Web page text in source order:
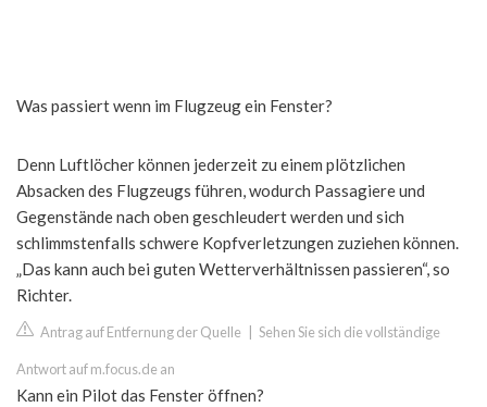
Was passiert wenn im Flugzeug ein Fenster?
Denn Luftlöcher können jederzeit zu einem plötzlichen
Absacken des Flugzeugs führen, wodurch Passagiere und
Gegenstände nach oben geschleudert werden und sich
schlimmstenfalls schwere Kopfverletzungen zuziehen können.
„Das kann auch bei guten Wetterverhältnissen passieren“, so
Richter.
Antrag auf Entfernung der Quelle Sehen Sie sich die vollständige
Antwort auf m.focus.de an
Kann ein Pilot das Fenster öffnen?